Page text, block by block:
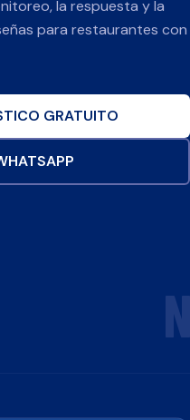
la respuesta y la
para restaurantes con
GRATUITO
N